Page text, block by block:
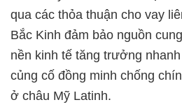
qua các thỏa thuận cho vay
Bắc Kinh đảm bảo nguồn
nền kinh tế tăng trưởng
củng cố đồng minh chống
ở châu Mỹ Latinh.